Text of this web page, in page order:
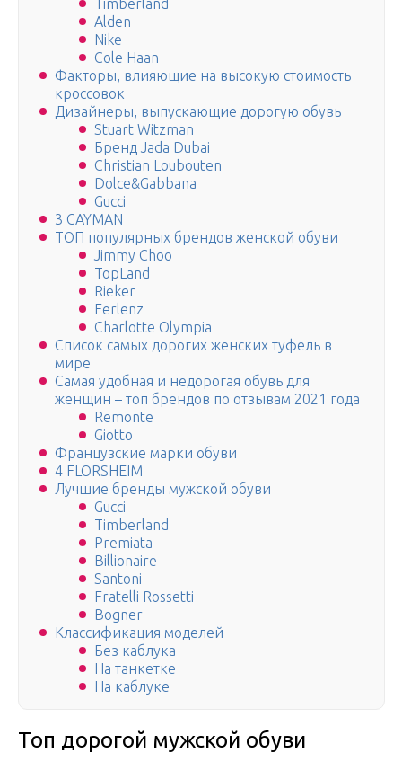
Timberland
Alden
Nike
Cole Haan
Факторы, влияющие на высокую стоимость
кроссовок
Дизайнеры, выпускающие дорогую обувь
Stuart Witzman
Бренд Jada Dubai
Christian Loubouten
Dolce&Gabbana
Gucci
3 CAYMAN
ТОП популярных брендов женской обуви
Jimmy Choo
TopLand
Rieker
Ferlenz
Charlotte Olympia
Список самых дорогих женских туфель в
мире
Самая удобная и недорогая обувь для
женщин – топ брендов по отзывам 2021 года
Remonte
Giotto
Французские марки обуви
4 FLORSHEIM
Лучшие бренды мужской обуви
Gucci
Timberland
Premiata
Billionaire
Santoni
Fratelli Rossetti
Bogner
Классификация моделей
Без каблука
На танкетке
На каблуке
Топ дорогой мужской обуви